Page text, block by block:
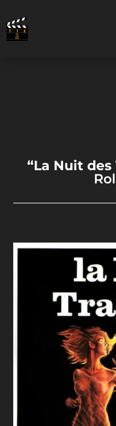
“La Nuit des